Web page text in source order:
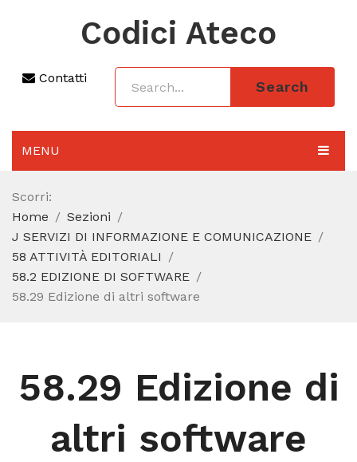
Codici Ateco
Contatti
Search
MENU
AGGIORNAMENTO 2025
SEZIONI
CODICE ATECO A COSA SERVE
Scorri:
Home
Sezioni
J SERVIZI DI INFORMAZIONE E COMUNICAZIONE
58 ATTIVITÀ EDITORIALI
58.2 EDIZIONE DI SOFTWARE
58.29 Edizione di altri software
58.29 Edizione di
altri software